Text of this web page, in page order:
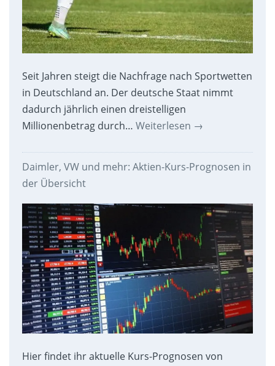
Seit Jahren steigt die Nachfrage nach Sportwetten
in Deutschland an. Der deutsche Staat nimmt
dadurch jährlich einen dreistelligen
Millionenbetrag durch… Weiterlesen →
Daimler, VW und mehr: Aktien-Kurs-Prognosen in
der Übersicht
Hier findet ihr aktuelle Kurs-Prognosen von